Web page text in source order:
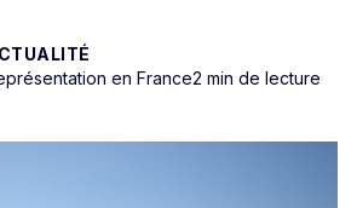
en France2 min de lecture